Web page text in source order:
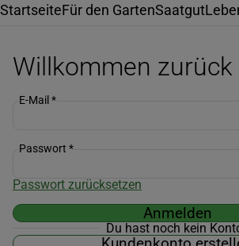
StartseiteFür den GartenSaatgut
Willkommen zurück
E-Mail *
Passwort *
Passwort zurücksetzen
Anmelden
Du hast noch kein